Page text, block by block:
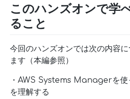
このハンズオンで学
ること
今回のハンズオンでは次の内容
ます（本編参照）
・AWS Systems Managerを使
を理解する